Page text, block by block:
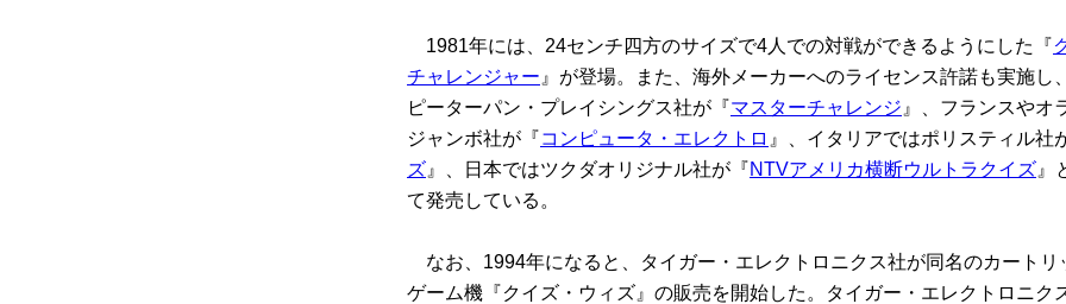
1981年には、24センチ四方のサイズで4人での対戦ができるようにした『
チャレンジャー 』が登場。また、海外メーカーへのライセンス許諾も実施し
ピーターパン・プレイシングス社が『マスターチャレンジ 』、フランスやオ
ジャンボ社が『コンピュータ・エレクトロ 』、イタリアではポリスティル社
ズ 』、日本ではツクダオリジナル社が『NTVアメリカ横断ウルトラクイズ 』
て発売している。
なお、1994年になると、タイガー・エレクトロニクス社が同名のカートリ
ゲーム機『クイズ・ウィズ』の販売を開始した。タイガー・エレクトロニク